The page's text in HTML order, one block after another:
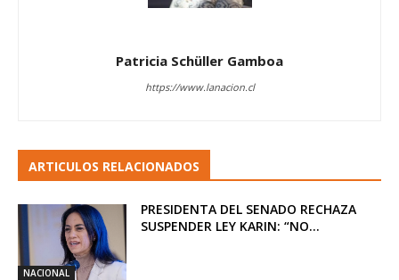
Patricia Schüller Gamboa
https://www.lanacion.cl
ARTICULOS RELACIONADOS
NACIONAL
PRESIDENTA DEL SENADO RECHAZA
SUSPENDER LEY KARIN: “NO...